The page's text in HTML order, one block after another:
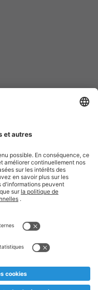
légales
et jusqu'à
nous serions
Recupel et TVA incl.
masculine a été adoptée